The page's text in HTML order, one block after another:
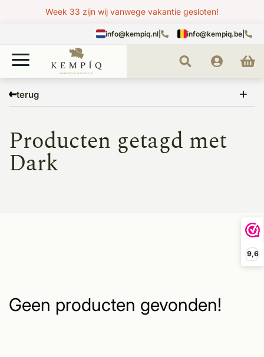
9,6
Week 33 zijn wij vanwege vakantie gesloten!
info@kempiq.nl info@kempiq.be
terug
Dark
Producten getagd met
Dark
Geen producten gevonden!